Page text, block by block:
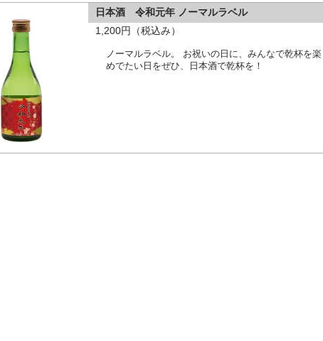
日本酒 令和元年 ノーマルラベル
1,200円（税込み）
ノーマルラベル。 お祝いの日に、みんなで乾杯を
めでたい日をぜひ、日本酒で乾杯を！